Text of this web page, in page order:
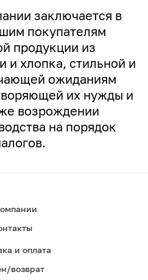
заключается в
покупателям
продукции из
и хлопка, стильной и
ожиданиям
их нужды и
возрождении
на порядок
и оплата
возврат